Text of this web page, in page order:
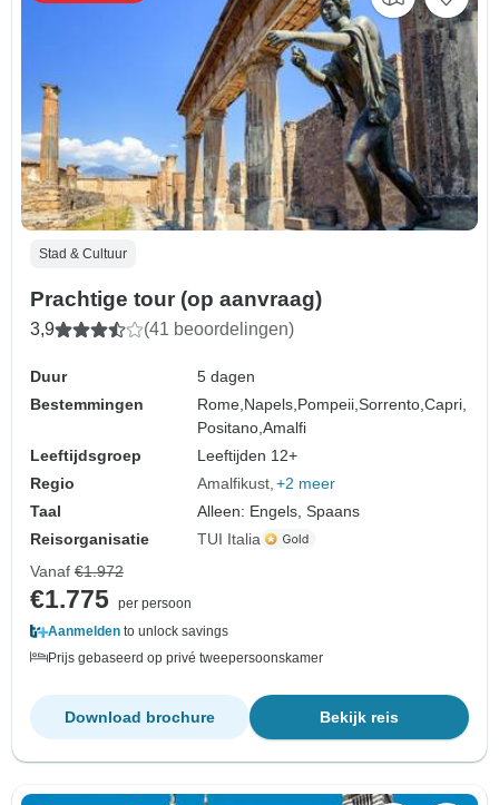
Stad & Cultuur
Prachtige tour (op aanvraag)
3,9 (41 beoordelingen)
Duur
5 dagen
Bestemmingen
Rome, Napels, Pompeii,Sorrento,Capri,
Positano,Amalfi
Leeftijdsgroep
Leeftijden 12+
Regio
Amalfikust +2 meer
Taal
Alleen: Engels, Spaans
Reisorganisatie
TUI Italia
Vanaf €1.972
€1.775 per persoon
Aanmelden to unlock savings
Prijs gebaseerd op privé tweepersoonskamer
Bekijk reis
Download brochure